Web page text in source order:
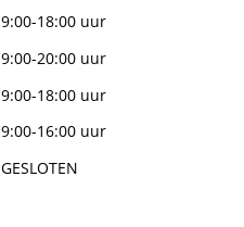
9:00-18:00 uur
9:00-20:00 uur
9:00-18:00 uur
9:00-16:00 uur
GESLOTEN